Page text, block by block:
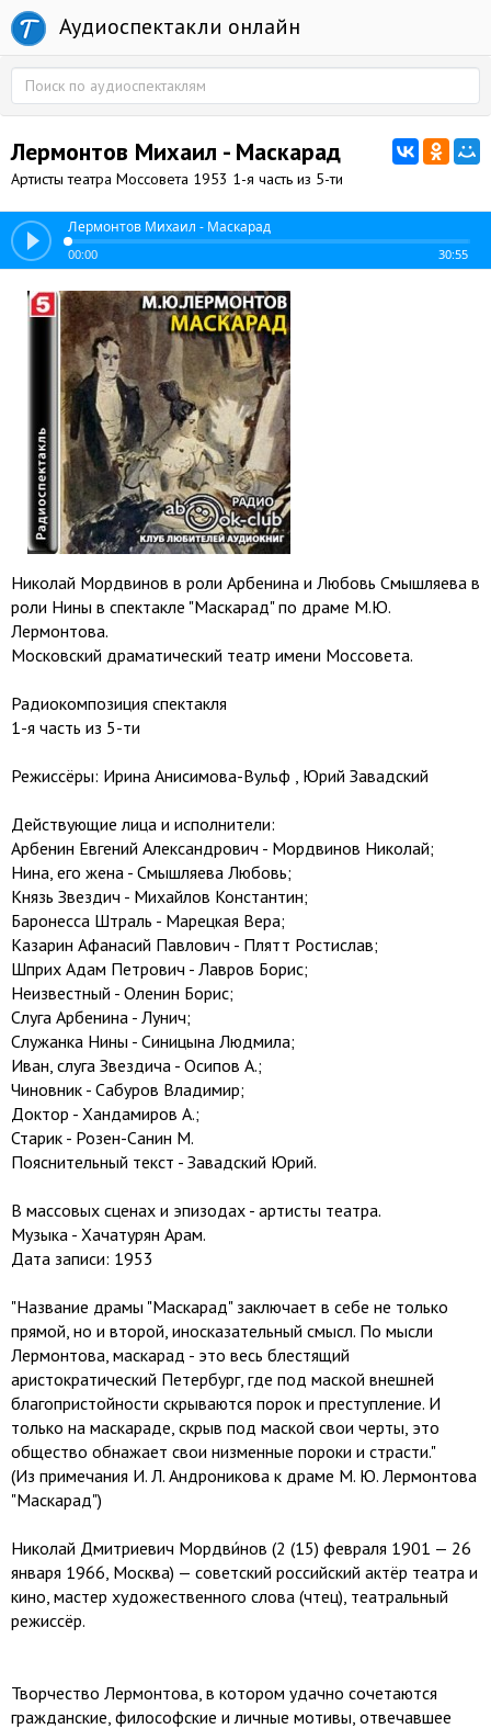
Аудиоспектакли онлайн
Лермонтов Михаил - Маскарад
Артисты театра Моссовета 1953 1-я часть из 5-ти
Лермонтов Михаил - Маскарад
00:00 30:55
Николай Мордвинов в роли Арбенина и Любовь Смышляева в
роли Нины в спектакле "Маскарад" по драме М.Ю.
Лермонтова.
Московский драматический театр имени Моссовета.
Радиокомпозиция спектакля
1-я часть из 5-ти
Режиссёры: Ирина Анисимова-Вульф , Юрий Завадский
Действующие лица и исполнители:
Арбенин Евгений Александрович - Мордвинов Николай;
Нина, его жена - Смышляева Любовь;
Князь Звездич - Михайлов Константин;
Баронесса Штраль - Марецкая Вера;
Казарин Афанасий Павлович - Плятт Ростислав;
Шприх Адам Петрович - Лавров Борис;
Неизвестный - Оленин Борис;
Слуга Арбенина - Лунич;
Служанка Нины - Синицына Людмила;
Иван, слуга Звездича - Осипов А.;
Чиновник - Сабуров Владимир;
Доктор - Хандамиров А.;
Старик - Розен-Санин М.
Пояснительный текст - Завадский Юрий.
В массовых сценах и эпизодах - артисты театра.
Музыка - Хачатурян Арам.
Дата записи: 1953
"Название драмы "Маскарад" заключает в себе не только
прямой, но и второй, иносказательный смысл. По мысли
Лермонтова, маскарад - это весь блестящий
аристократический Петербург, где под маской внешней
благопристойности скрываются порок и преступление. И
только на маскараде, скрыв под маской свои черты, это
общество обнажает свои низменные пороки и страсти."
(Из примечания И. Л. Андроникова к драме М. Ю. Лермонтова
"Маскарад")
Николай Дмитриевич Мордви́нов (2 (15) февраля 1901 — 26
января 1966, Москва) — советский российский актёр театра и
кино, мастер художественного слова (чтец), театральный
режиссёр.
Творчество Лермонтова, в котором удачно сочетаются
гражданские, философские и личные мотивы, отвечавшее